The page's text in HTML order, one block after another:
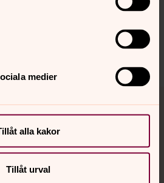
medier
alla kakor
Tillåt urval